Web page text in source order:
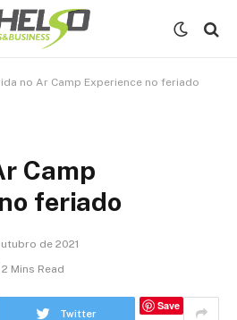
no Ar Camp Experience no feriado
Camp
feriado
de 2021
2 Mins Read
Twitter
Save